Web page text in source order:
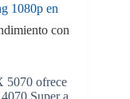
1080p en
con
5070 ofrece